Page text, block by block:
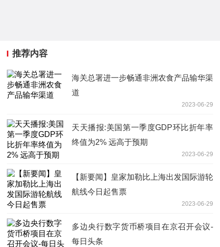
推荐内容
海关总署进一步畅通非洲农食产品输华渠
道
2023-06-29
天天播报:美国第一季度GDP环比折年率
终值为2% 远高于预期
2023-06-29
【新要闻】皇家加勒比上海出发国际游轮
航线今日起售票
2023-06-29
多边央行数字货币桥项目在京召开会议-
每日头条